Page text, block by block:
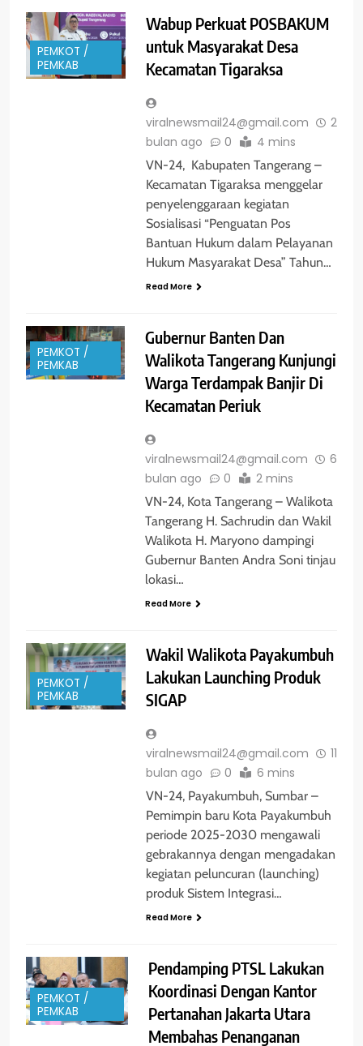
PEMKOT /
PEMKAB
Wabup Perkuat POSBAKUM
untuk Masyarakat Desa
Kecamatan Tigaraksa
viralnewsmail24@gmail.com
2
bulan ago
0 4 mins
VN-24, Kabupaten Tangerang –
Kecamatan Tigaraksa menggelar
penyelenggaraan kegiatan
Sosialisasi “Penguatan Pos
Bantuan Hukum dalam Pelayanan
Hukum Masyarakat Desa” Tahun…
Read More
PEMKOT /
PEMKAB
Gubernur Banten Dan
Walikota Tangerang Kunjungi
Warga Terdampak Banjir Di
Kecamatan Periuk
viralnewsmail24@gmail.com
6
bulan ago
0 2 mins
VN-24, Kota Tangerang – Walikota
Tangerang H. Sachrudin dan Wakil
Walikota H. Maryono dampingi
Gubernur Banten Andra Soni tinjau
lokasi…
Read More
PEMKOT /
PEMKAB
Wakil Walikota Payakumbuh
Lakukan Launching Produk
SIGAP
viralnewsmail24@gmail.com
11
bulan ago
0 6 mins
VN-24, Payakumbuh, Sumbar –
Pemimpin baru Kota Payakumbuh
periode 2025-2030 mengawali
gebrakannya dengan mengadakan
kegiatan peluncuran (launching)
produk Sistem Integrasi…
Read More
PEMKOT /
PEMKAB
Pendamping PTSL Lakukan
Koordinasi Dengan Kantor
Pertanahan Jakarta Utara
Membahas Penanganan